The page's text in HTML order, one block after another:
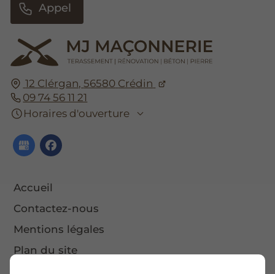
12 Clérgan, 56580 Crédin
09 74 56 11 21
Horaires d'ouverture
Accueil
Contactez-nous
Mentions légales
Plan du site
Appel